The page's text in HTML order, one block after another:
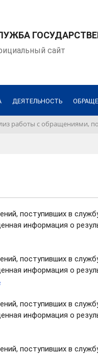
сайт
ДЕЯТЕЛЬНОСТЬ
работы с обращениями,
поступивших в
информация о
поступивших в
информация о
поступивших в
информация о
поступивших в